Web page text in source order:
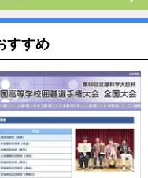
すすめ